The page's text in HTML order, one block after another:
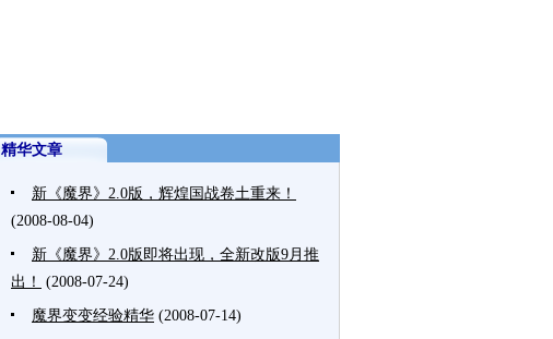
精华文章
新《魔界》2.0版，辉煌国战卷土重来！
(2008-08-04)
新《魔界》2.0版即将出现，全新改版9月推
出！
(2008-07-24)
魔界变变经验精华 (2008-07-14)